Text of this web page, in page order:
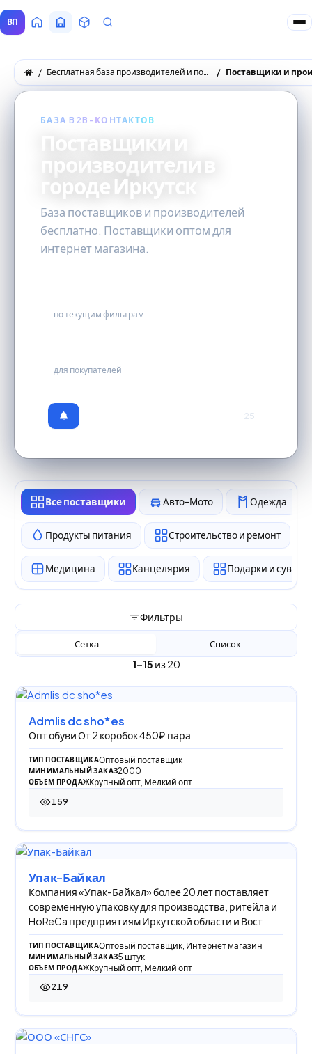
ВП ГлавнаяВсе Поставщики
ТоварыЗапросы покупателей
Бесплатная база производителей и поставщиков товаров оптом Поставщики и
БАЗА B2B-КОНТАКТОВ
Поставщики и
производители в
городе Иркутск
База поставщиков и производителей
бесплатно. Поставщики оптом для
интернет магазина.
по текущим фильтрам
для покупателей
25
Все поставщики Авто-Мото Одежда
Продукты питания Строительство и ремонт
Медицина Канцелярия Подарки и
Фильтры
1–15 из 20
Сетка Список
Admlis dc sho*es
Опт обуви От 2 коробок 450₽ пара
ТИП ПОСТАВЩИКАОптовый поставщик
МИНИМАЛЬНЫЙ ЗАКАЗ2000
ОБЪЕМ ПРОДАЖКрупный опт, Мелкий опт
159
159 просмотров
Упак-Байкал
Компания «Упак-Байкал» более 20 лет поставляет
современную упаковку для производства, ритейла и
HoReCa предприятиям Иркутской области и Вост
ТИП ПОСТАВЩИКАОптовый поставщик, Интернет магазин
МИНИМАЛЬНЫЙ ЗАКАЗ5 штук
ОБЪЕМ ПРОДАЖКрупный опт, Мелкий опт
219
219 просмотров